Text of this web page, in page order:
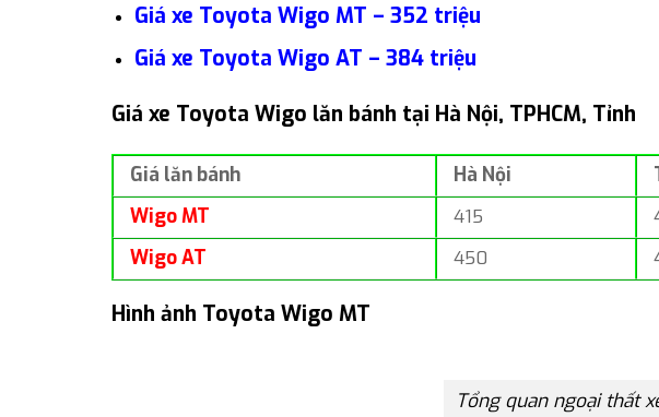
Giá xe Toyota Wigo MT – 352 triệu
Giá xe Toyota Wigo AT – 384 triệu
Giá xe Toyota Wigo lăn bánh tại Hà Nội, TPHCM, Tỉnh
Giá lăn bánh Hà Nội
Wigo MT
415
Wigo AT
450
Hình ảnh Toyota Wigo MT
Tổng quan ngoại thất